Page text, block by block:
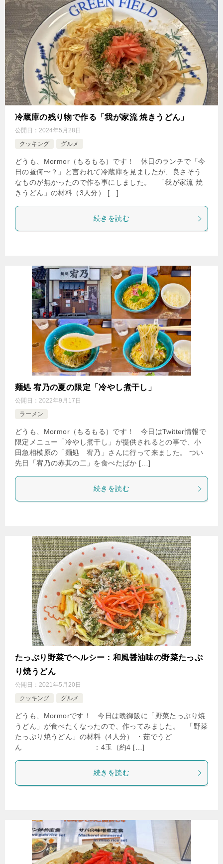
冷蔵庫の残り物で作る「我が家流 焼きうどん」
公開日： 2024年5月28日
クッキング
グルメ
どうも、Mormor（もるもる）です！ 休日のランチで「今
日の昼何〜？」と言われて冷蔵庫を見ましたが、良さそう
なものが無かったので作る事にしました。 「我が家流 焼
きうどん」の材料（3人分） […]
続きを読む
麺処 宥乃の夏の限定「冷やし煮干し」
公開日： 2022年9月17日
ラーメン
どうも、Mormor（もるもる）です！ 今日はTwitter情報で
限定メニュー「冷やし煮干し」が提供されるとの事で、小
田急相模原の「麺処 宥乃」さんに行って来ました。 つい
先日「宥乃の赤其の二」を食べたばか […]
続きを読む
たっぷり野菜でヘルシー：和風醤油味の野菜たっぷ
り焼うどん
公開日： 2021年5月20日
クッキング
グルメ
どうも、Mormorです！ 今日は晩御飯に「野菜たっぷり焼
うどん」が食べたくなったので、作ってみました。 「野菜
たっぷり焼うどん」の材料（4人分） ・茹でうど
ん ：4玉（約4 […]
続きを読む